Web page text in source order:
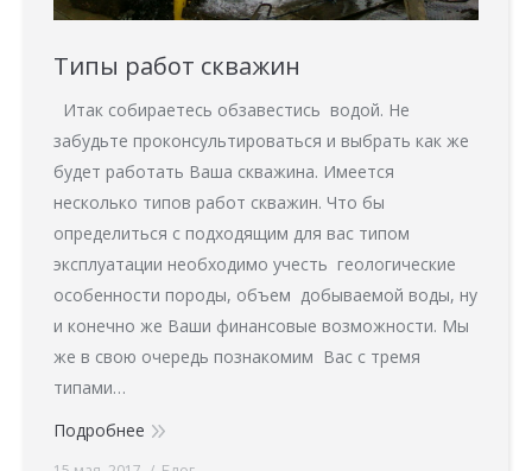
Типы работ скважин
Итак собираетесь обзавестись водой. Не
забудьте проконсультироваться и выбрать как же
будет работать Ваша скважина. Имеется
несколько типов работ скважин. Что бы
определиться с подходящим для вас типом
эксплуатации необходимо учесть геологические
особенности породы, объем добываемой воды, ну
и конечно же Ваши финансовые возможности. Мы
же в свою очередь познакомим Вас с тремя
типами…
Подробнее